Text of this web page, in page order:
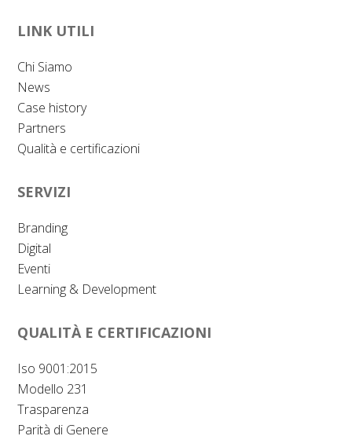
LINK UTILI
Chi Siamo
News
Case history
Partners
Qualità e certificazioni
SERVIZI
Branding
Digital
Eventi
Learning & Development
QUALITÀ E CERTIFICAZIONI
Iso 9001:2015
Modello 231
Trasparenza
Parità di Genere